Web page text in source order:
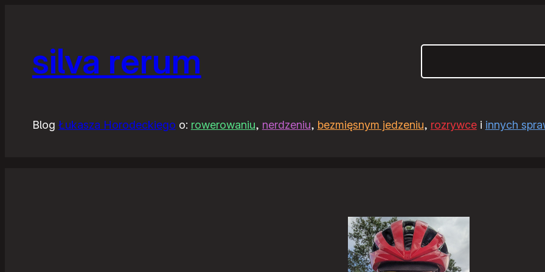
silva rerum
Blog Łukasza Horodeckiego o: rowerowaniu, nerdzeniu, bezmięsnym jedzeniu, rozrywcei innych